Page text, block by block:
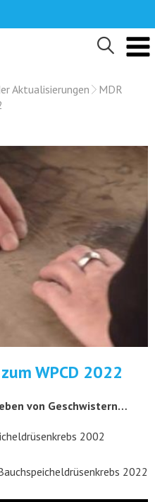
Aktualisierungen
MDR
WPCD 2022
von Geschwistern…
2002
2022